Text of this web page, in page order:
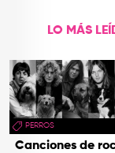
LO MÁS
PERROS
Canciones de